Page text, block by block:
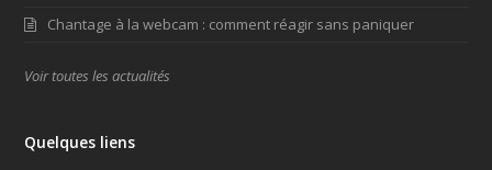
Chantage à la webcam : comment réagir sans paniquer
Voir toutes les actualités
Quelques liens